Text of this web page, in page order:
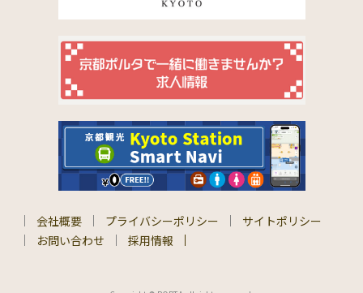
会社概要 プライバシーポリシー
サイトポリシー
お問い合わせ
採用情報